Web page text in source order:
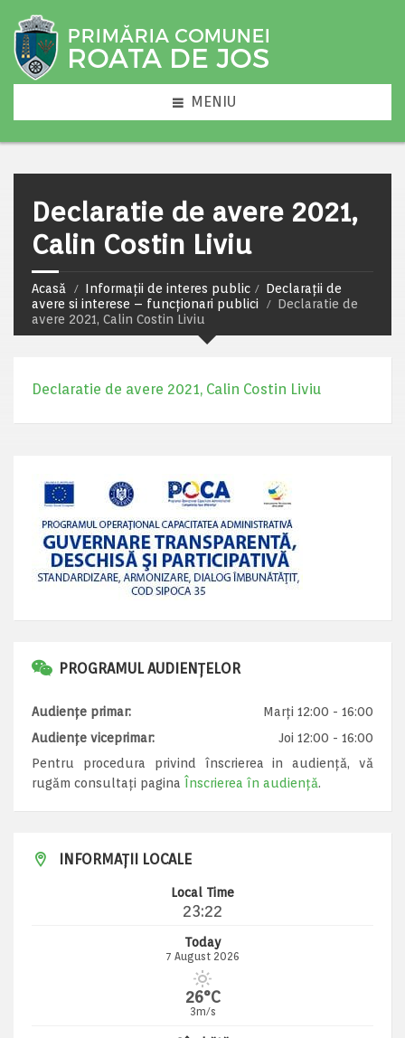
MENIU
Declaratie de avere 2021,
Calin Costin Liviu
Acasă Informații de interes public
Declarații de
avere si interese – funcționari publici
Declaratie de
avere 2021, Calin Costin Liviu
Declaratie de avere 2021, Calin Costin Liviu
PROGRAMUL AUDIENȚELOR
Audiențe primar:
Marți 12:00 - 16:00
Audiențe viceprimar:
Joi 12:00 - 16:00
Pentru procedura privind înscrierea in audiență, vă
rugăm consultați pagina Înscrierea în audiență.
INFORMAȚII LOCALE
Local Time
23:22
Today
7 August 2026
26°C
3m/s